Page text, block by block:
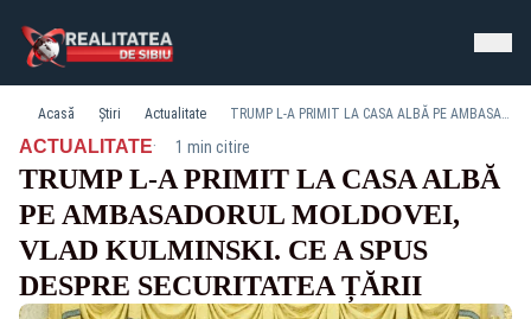
Acasă Știri Actualitate TRUMP L-A PRIMIT LA CASA ALBĂ PE AMBASADORUL MOLDOVEI, VLAD KULMINSKI. CE A SPUS DESPRE SECURITATEA ȚĂRII
ACTUALITATE· 1 min citire
TRUMP L-A PRIMIT LA CASA ALBĂ
PE AMBASADORUL MOLDOVEI,
VLAD KULMINSKI. CE A SPUS
DESPRE SECURITATEA ȚĂRII